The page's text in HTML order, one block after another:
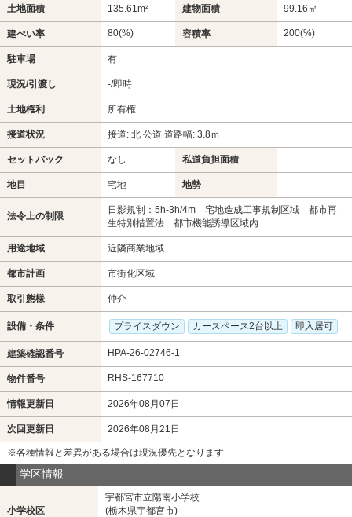
土地面積 135.61m² 建物面積 99.16㎡
建ぺい率 80(%) 容積率 200(%)
駐車場 有
現況/引渡し -/即時
土地権利 所有権
接道状況 接道: 北 公道 道路幅: 3.8ｍ
セットバック なし 私道負担面積 -
地目 宅地 地勢
法令上の制限
日影規制：5h-3h/4m 宅地造成工事規制区域 都市再
生特別措置法 都市機能誘導区域内
用途地域 近隣商業地域
都市計画 市街化区域
取引態様 仲介
設備・条件 プライスダウン カースペース2台以上 即入居可
建築確認番号 HPA-26-02746-1
物件番号 RHS-167710
情報更新日 2026年08月07日
次回更新日 2026年08月21日
※各種情報と差異がある場合は現況優先となります
学区情報
小学校区
宇都宮市立陽南小学校
(栃木県宇都宮市)